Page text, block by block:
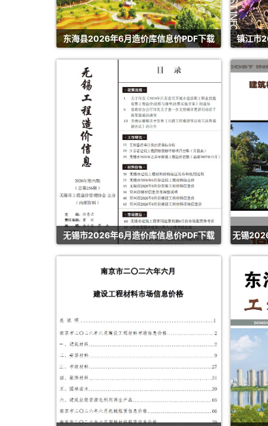
东海县2026年6月造价库信息价PDF下载 镇江市
无锡市2026年6月造价库信息价PDF下载
无锡